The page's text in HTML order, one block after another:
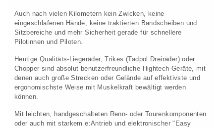
Auch nach vielen Kilometern kein Zwicken, keine
eingeschlafenen Hände, keine traktierten Bandscheiben und
Sitzbereiche und mehr Sicherheit gerade für schnellere
Pilotinnen und Piloten.
Heutige Qualitäts-Liegeräder, Trikes (Tadpol Dreiräder) oder
Chopper sind absolut benutzerfreundliche Hightech-Geräte, mit
denen auch große Strecken oder Gelände auf effektivste und
ergonomischste Weise mit Muskelkraft bewältigt werden
können.
Mit leichten, handgeschalteten Renn- oder Tourenkomponenten
oder auch mit starkem e:Antrieb und elektronischer "Easy